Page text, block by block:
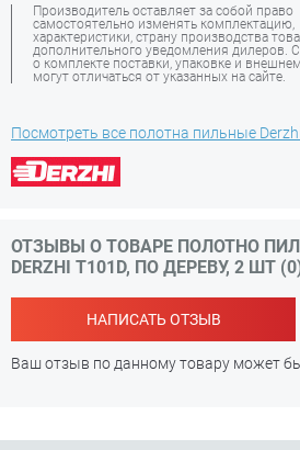
Производитель оставляет за собой право
самостоятельно изменять комплектацию,
характеристики, страну производства
дополнительного уведомления дилеров.
о комплекте поставки, упаковке и
могут отличаться от указанных на сайте.
Посмотреть все полотна пильные Derzhi
ОТЗЫВЫ О ТОВАРЕ ПОЛОТНО
DERZHI T101D, ПО ДЕРЕВУ, 2 ШТ
НАПИСАТЬ ОТЗЫВ
Ваш отзыв по данному товару может